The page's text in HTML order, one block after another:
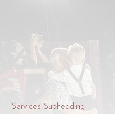
Services Subheading